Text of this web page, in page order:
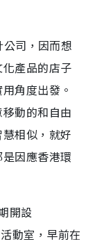
司，因而想
產品的店子
角度出發。
移動的和自由
相似，就好
因應香港環
開設
動室，早前在